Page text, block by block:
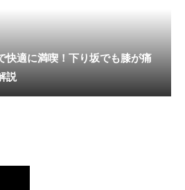
快適に満喫！下り坂でも膝が痛
説